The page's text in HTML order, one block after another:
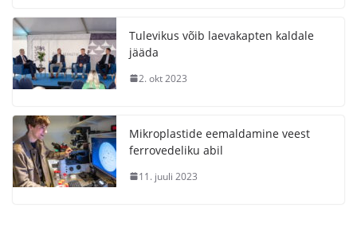
Tulevikus võib laevakapten kaldale
jääda
2. okt 2023
Mikroplastide eemaldamine veest
ferrovedeliku abil
11. juuli 2023